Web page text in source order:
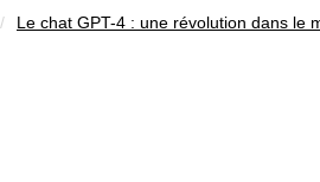
Le chat GPT-4 : une révolution dans le